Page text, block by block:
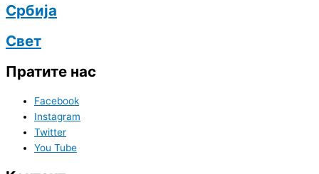
Србија
Свет
Пратите нас
Facebook
Instagram
Twitter
You Tube